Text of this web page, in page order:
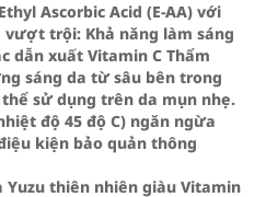
Ascorbic Acid (E-AA) với
vượt trội: Khả năng làm sáng
dẫn xuất Vitamin C Thẩm
sáng da từ sâu bên trong
sử dụng trên da mụn nhẹ.
độ 45 độ C) ngăn ngừa
kiện bảo quản thông
thiên nhiên giàu Vitamin